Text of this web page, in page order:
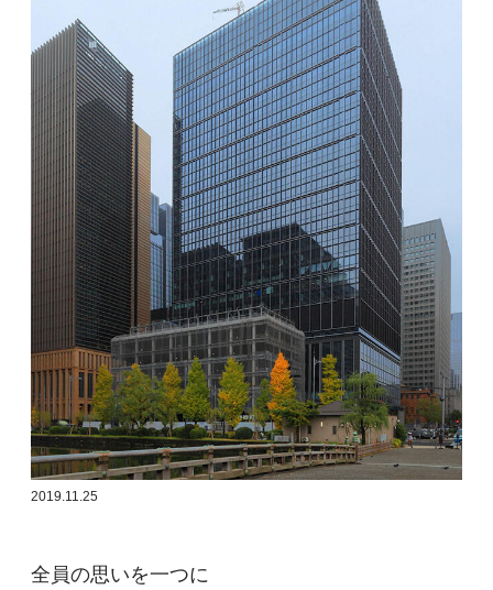
2019.11.25
全員の思いを一つに